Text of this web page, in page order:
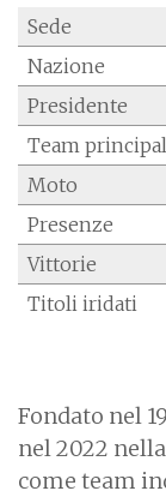
Sede
Nazione
Presidente
Team principal
Moto
Presenze
Vittorie
Titoli iridati
Fondato nel
nel 2022
come team